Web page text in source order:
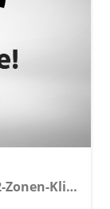
GO+ 1.0 T-GDI 2WD 74 kW (101 PS) 2-Zonen-Klimaautomatik, Sitzheizung, Lenkradheizung, DAB, Android Auto, Apple CarPlay, Navigationssystem, Induktionsladestation, LED-Scheinwerfer, 18 Zoll Leichtmetallfelgen, uvm